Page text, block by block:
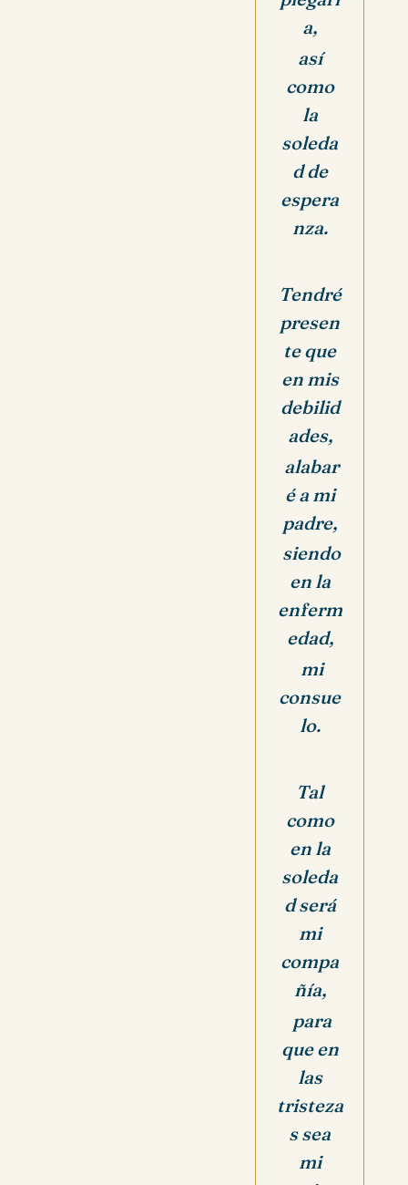
a,
así
como
la
soleda
d de
espera
nza.
Tendré
presen
te que
en mis
debilid
ades,
alabar
é a mi
padre,
siendo
en la
enferm
edad,
mi
consue
lo.
Tal
como
en la
soleda
d será
mi
compa
ñía,
para
que en
las
tristeza
s sea
mi